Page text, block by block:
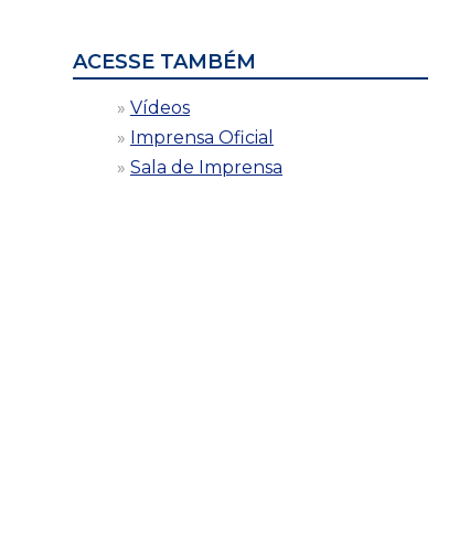
ACESSE TAMBÉM
Vídeos
Imprensa Oficial
Sala de Imprensa